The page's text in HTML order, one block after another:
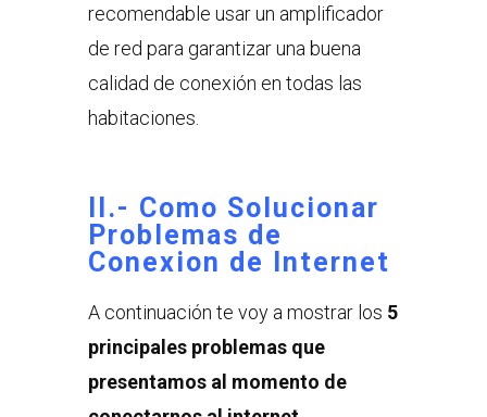
recomendable usar un amplificador
de red para garantizar una buena
calidad de conexión en todas las
habitaciones.
II.- Como Solucionar
Problemas de
Conexion de Internet
A continuación te voy a mostrar los 5
principales problemas que
presentamos al momento de